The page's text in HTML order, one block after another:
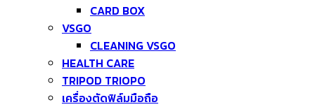
CARD BOX
VSGO
CLEANING VSGO
HEALTH CARE
TRIPOD TRIOPO
เครื่องตัดฟิล์มมือถือ